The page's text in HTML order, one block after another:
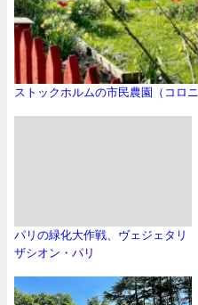
ストックホルムの市民農園（コロ
パリの緑化大作戦、ヴェジェタリ
ザシオン・パリ